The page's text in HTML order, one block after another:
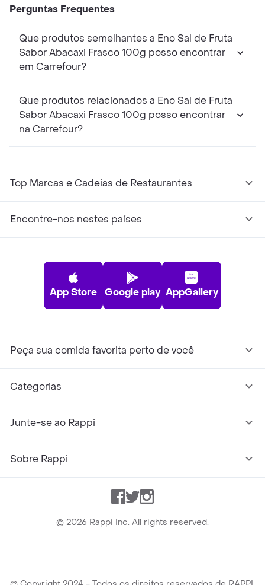
Perguntas Frequentes
Que produtos semelhantes a Eno Sal de Fruta
Sabor Abacaxi Frasco 100g posso encontrar
em Carrefour?
Que produtos relacionados a Eno Sal de Fruta
Sabor Abacaxi Frasco 100g posso encontrar
na Carrefour?
Top Marcas e Cadeias de Restaurantes
Encontre-nos nestes países
App Store Google play AppGallery
Peça sua comida favorita perto de você
Categorias
Junte-se ao Rappi
Sobre Rappi
Facebook
TwitterInstagram
© 2026 Rappi Inc. All rights reserved.